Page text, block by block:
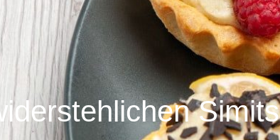
Simits